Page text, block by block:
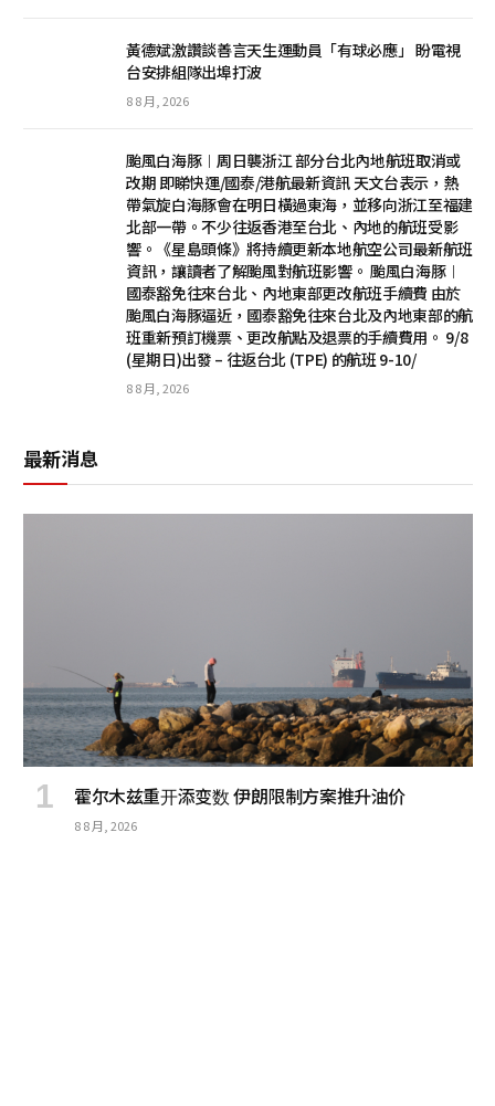
黃德斌激讚談善言天生運動員「有球必應」 盼電視
台安排組隊出埠打波
8 8 月, 2026
颱風白海豚︱周日襲浙江 部分台北內地航班取消或
改期 即睇快運/國泰/港航最新資訊 天文台表示，熱
帶氣旋白海豚會在明日橫過東海，並移向浙江至福建
北部一帶。不少往返香港至台北、內地的航班受影
響。《星島頭條》將持續更新本地航空公司最新航班
資訊，讓讀者了解颱風對航班影響。 颱風白海豚︱
國泰豁免往來台北、內地東部更改航班手續費 由於
颱風白海豚逼近，國泰豁免往來台北及內地東部的航
班重新預訂機票、更改航點及退票的手續費用。 9/8
(星期日)出發 – 往返台北 (TPE) 的航班 9-10/
8 8 月, 2026
最新消息
霍尔木兹重开添变数 伊朗限制方案推升油价
8 8 月, 2026